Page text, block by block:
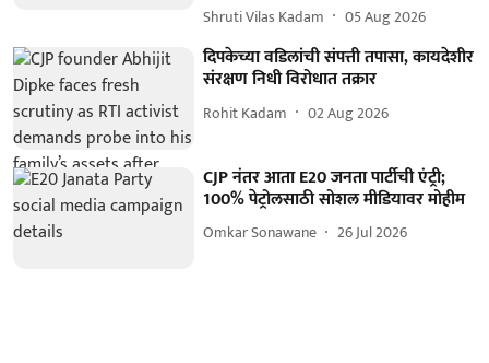
Shruti Vilas Kadam 05 Aug 2026
दिपकेच्या वडिलांची संपत्ती तपासा, कायदेशीर
संरक्षण निधी विरोधात तक्रार
Rohit Kadam 02 Aug 2026
CJP नंतर आता E20 जनता पार्टीची एंट्री;
100% पेट्रोलसाठी सोशल मीडियावर मोहीम
Omkar Sonawane 26 Jul 2026